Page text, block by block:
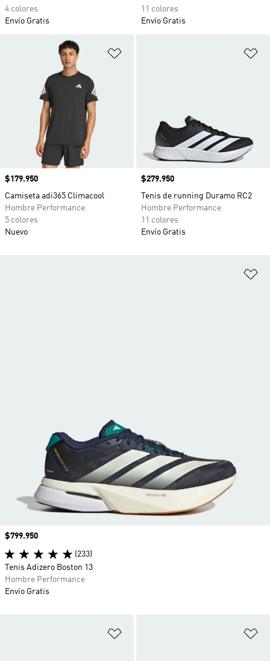
4 colores
Envío Gratis
11 colores
Envío Gratis
Precio
$179.950
Camiseta adi365 Climacool
Hombre Performance
5 colores
Nuevo
Precio
$279.950
Tenis de running Duramo RC2
Hombre Performance
11 colores
Envío Gratis
Precio
$799.950
(233)
Tenis Adizero Boston 13
Hombre Performance
Envío Gratis